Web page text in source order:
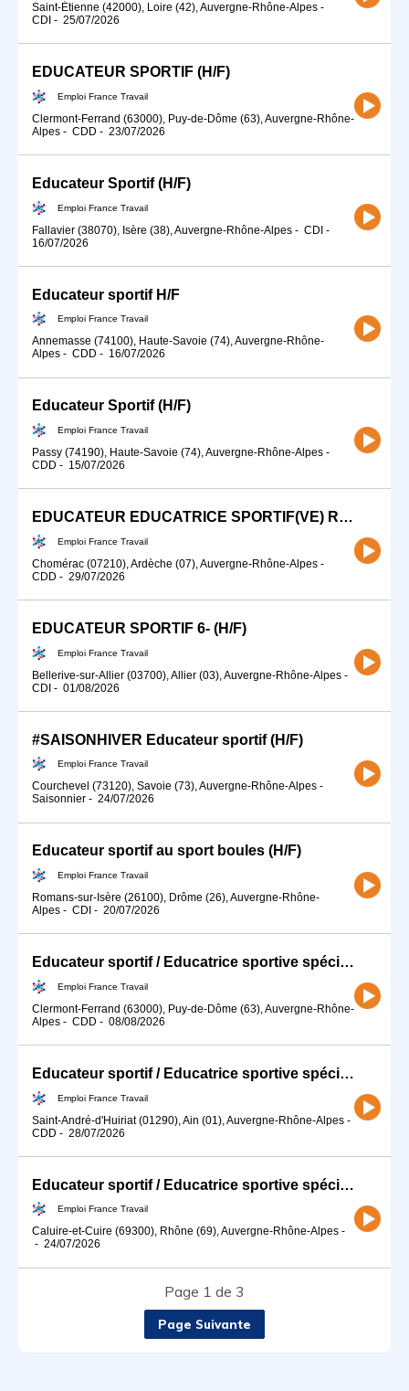
Saint-Étienne (42000), Loire (42), Auvergne-Rhône-Alpes -
CDI - 25/07/2026
EDUCATEUR SPORTIF (H/F)
Emploi France Travail
Clermont-Ferrand (63000), Puy-de-Dôme (63), Auvergne-Rhône-
Alpes - CDD - 23/07/2026
Educateur Sportif (H/F)
Emploi France Travail
Fallavier (38070), Isère (38), Auvergne-Rhône-Alpes - CDI -
16/07/2026
Educateur sportif H/F
Emploi France Travail
Annemasse (74100), Haute-Savoie (74), Auvergne-Rhône-
Alpes - CDD - 16/07/2026
Educateur Sportif (H/F)
Emploi France Travail
Passy (74190), Haute-Savoie (74), Auvergne-Rhône-Alpes -
CDD - 15/07/2026
EDUCATEUR EDUCATRICE SPORTIF(VE) RUGBY (H/F)
Emploi France Travail
Chomérac (07210), Ardèche (07), Auvergne-Rhône-Alpes -
CDD - 29/07/2026
EDUCATEUR SPORTIF 6- (H/F)
Emploi France Travail
Bellerive-sur-Allier (03700), Allier (03), Auvergne-Rhône-Alpes -
CDI - 01/08/2026
#SAISONHIVER Educateur sportif (H/F)
Emploi France Travail
Courchevel (73120), Savoie (73), Auvergne-Rhône-Alpes -
Saisonnier - 24/07/2026
Educateur sportif au sport boules (H/F)
Emploi France Travail
Romans-sur-Isère (26100), Drôme (26), Auvergne-Rhône-
Alpes - CDI - 20/07/2026
Educateur sportif / Educatrice sportive spécialisé(e) en activité (H/F)
Emploi France Travail
Clermont-Ferrand (63000), Puy-de-Dôme (63), Auvergne-Rhône-
Alpes - CDD - 08/08/2026
Educateur sportif / Educatrice sportive spécialisé(e) en activité (H/F)
Emploi France Travail
Saint-André-d'Huiriat (01290), Ain (01), Auvergne-Rhône-Alpes -
CDD - 28/07/2026
Educateur sportif / Educatrice sportive spécialisé(e) en activité (H/F)
Emploi France Travail
Caluire-et-Cuire (69300), Rhône (69), Auvergne-Rhône-Alpes -
- 24/07/2026
Page 1 de 3
Page Suivante